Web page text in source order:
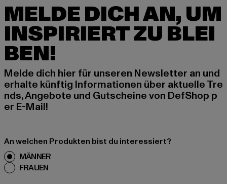
MELDE DICH AN, UM
INSPIRIERT ZU BLEI
BEN!
Melde dich hier für unseren Newsletter an und
erhalte künftig Informationen über aktuelle Tre
nds, Angebote und Gutscheine von DefShop p
er E-Mail!
An welchen Produkten bist du interessiert?
MÄNNER
FRAUEN